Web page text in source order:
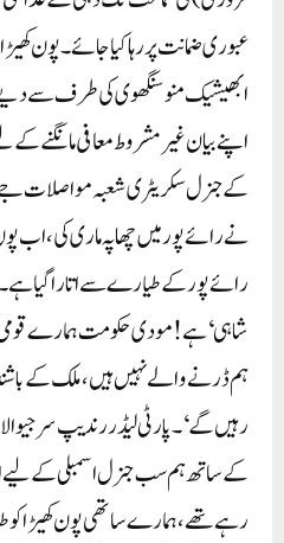
عبوری ضمانت پر رہا کیا جائے۔ پون
ابھیشیک منو سنگھوی کی طرف سے دیے
اپنے بیان غیر مشروط معافی مانگنے کے
کے جنرل سکریٹری شعبہ مواصلات
نے رائے پور میں چھاپہ ماری کی، اب
رائے پور کے طیارے سے اتارا گیا ہے۔
شاہی‘ ہے! مودی حکومت ہمارے قومی
ہم ڈرنے والے نہیں ہیں، ملک کے
رہیں گے‘۔پارٹی لیڈر رندیپ
کے ساتھ ہم سب جنرل اسمبلی کے لیے
رہے تھے، ہمارے ساتھی پون کھیڑا کو